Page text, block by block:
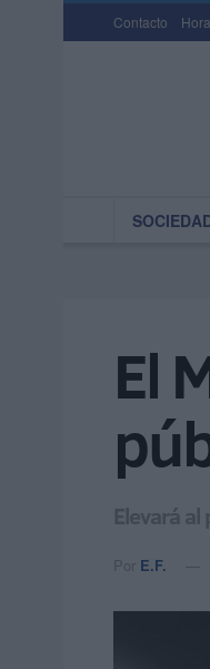
Contacto
El
Elevará
Por E.F.